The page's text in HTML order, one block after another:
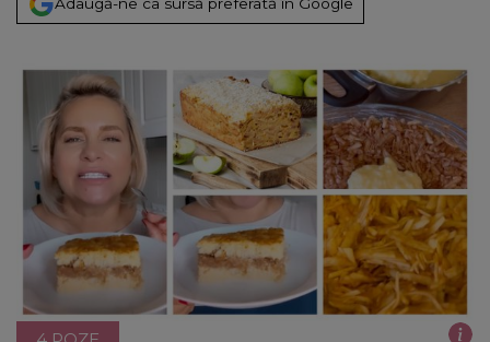
Adaugă-ne ca sursă preferată în Google